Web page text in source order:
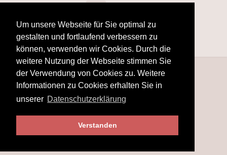
Um unsere Webseite für Sie optimal zu
gestalten und fortlaufend verbessern zu
können, verwenden wir Cookies. Durch die
weitere Nutzung der Webseite stimmen Sie
der Verwendung von Cookies zu. Weitere
Informationen zu Cookies erhalten Sie in
unserer Datenschutzerklärung
Verstanden
80
© 2025www.hobby-fotografie.mobi